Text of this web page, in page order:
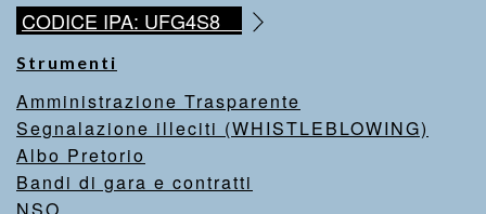
CODICE IPA: UFG4S8
Strumenti
Amministrazione Trasparente
Segnalazione illeciti (WHISTLEBLOWING)
Albo Pretorio
Bandi di gara e contratti
NSO